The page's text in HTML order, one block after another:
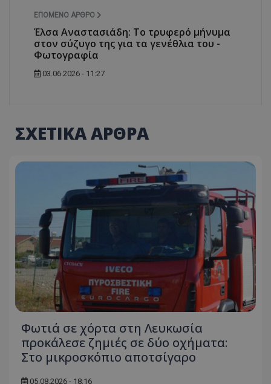
ΕΠΌΜΕΝΟ ΆΡΘΡΟ
Έλσα Αναστασιάδη: Το τρυφερό μήνυμα
στον σύζυγο της για τα γενέθλια του -
Φωτογραφία
03.06.2026 - 11:27
ΣΧΕΤΙΚΑ ΑΡΘΡΑ
Φωτιά σε χόρτα στη Λευκωσία
προκάλεσε ζημιές σε δύο οχήματα:
Στο μικροσκόπιο αποτσίγαρο
05.08.2026 - 18:16